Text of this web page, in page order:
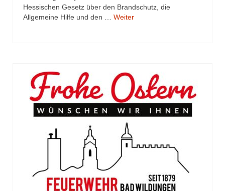
Hessischen Gesetz über den Brandschutz, die
Allgemeine Hilfe und den … Weiter